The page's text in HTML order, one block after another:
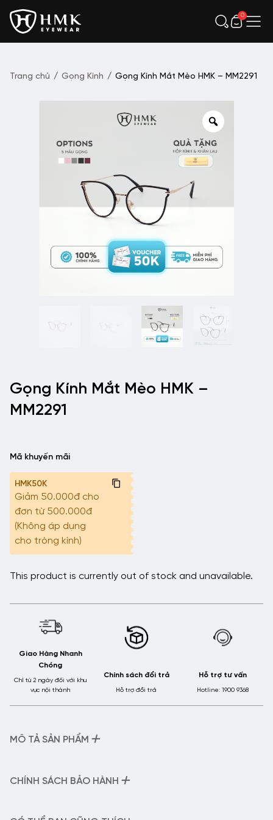
0
Trang chủ / Gọng Kính / Gọng Kính Mắt Mèo HMK – MM2291
Gọng Kính Mắt Mèo HMK –
MM2291
Mã khuyến mãi
HMK50K
Giảm 50.000đ cho
đơn từ 500.000đ
(Không áp dụng
cho tròng kính)
This product is currently out of stock and unavailable.
Giao Hàng Nhanh
Chóng
Chỉ từ 2 ngày đối với khu
vực nội thành
Chính sách đổi trả
Hỗ trợ đổi trả
Hỗ trợ tư vấn
Hotline: 1900 9368
MÔ TẢ SẢN PHẨM +
– Mã sản phẩm:
MM2291
· Gọng kính kim loại Titanium tổng hợp hỗ trợ hạn chế rỉ
CHÍNH SÁCH BẢO HÀNH +
– Hỗ trợ điều chỉnh thị lực miễn phí trong vòng 30 ngày nếu